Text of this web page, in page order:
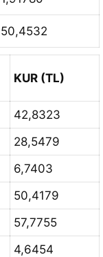
50,4532
KUR (TL)
42,8323
28,5479
6,7403
50,4179
57,7755
4,6454